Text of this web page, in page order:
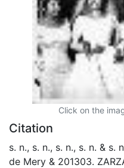
Click on the
Citation
s. n., s. n., s. n., s. n. & s.
de Mery & 201303.